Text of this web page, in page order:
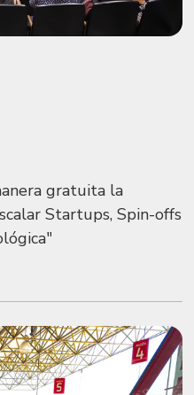
gratuita la
Startups, Spin-offs